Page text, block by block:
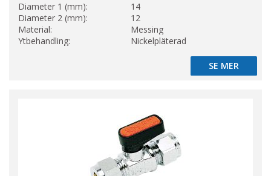
Diameter 1 (mm):
14
Diameter 2 (mm):
12
Material:
Messing
Ytbehandling:
Nickelpläterad
SE MER
SE MER